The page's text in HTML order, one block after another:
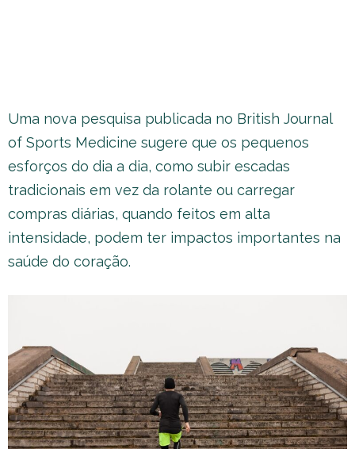
Uma nova pesquisa publicada no British Journal
of Sports Medicine sugere que os pequenos
esforços do dia a dia, como subir escadas
tradicionais em vez da rolante ou carregar
compras diárias, quando feitos em alta
intensidade, podem ter impactos importantes na
saúde do coração.